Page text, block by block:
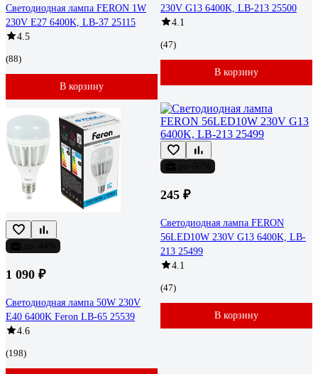
Светодиодная лампа FERON 1W
230V E27 6400K, LB-37 25115
4.5
(88)
В корзину
230V G13 6400K, LB-213 25500
4.1
(47)
В корзину
1 090 ₽
Светодиодная лампа 50W 230V
E40 6400K Feron LB-65 25539
4.6
(198)
245 ₽
Светодиодная лампа FERON
56LED10W 230V G13 6400K, LB-
213 25499
4.1
(47)
В корзину